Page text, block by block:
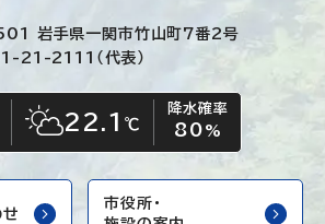
岩手県一関市竹山町7番2号
21-2111（代表）
今日の天気
晴れ時々くもり
22.1 ℃
降水確率
80 %
市役所・